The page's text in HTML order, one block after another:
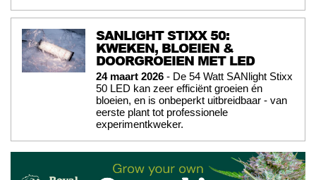
SANLIGHT STIXX 50:
KWEKEN, BLOEIEN &
DOORGROEIEN MET LED
24 maart 2026 - De 54 Watt SANlight Stixx
50 LED kan zeer efficiënt groeien én
bloeien, en is onbeperkt uitbreidbaar - van
eerste plant tot professionele
experimentkweker.